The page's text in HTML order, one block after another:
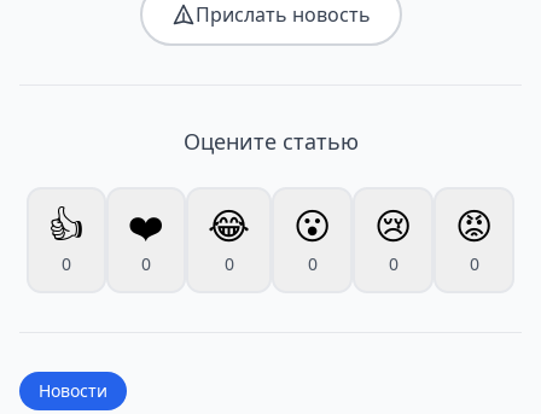
Прислать новость
Оцените статью
👍
0
❤️
0
😂
0
😮
0
😢
0
😡
0
Новости